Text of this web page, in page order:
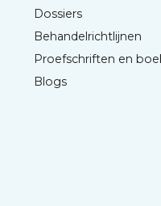
Dossiers
Behandelrichtlijnen
Proefschriften en
Blogs